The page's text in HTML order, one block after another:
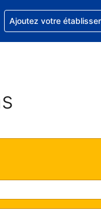
Votre devise
langue. Votre
de l'aide
Ajoutez votre